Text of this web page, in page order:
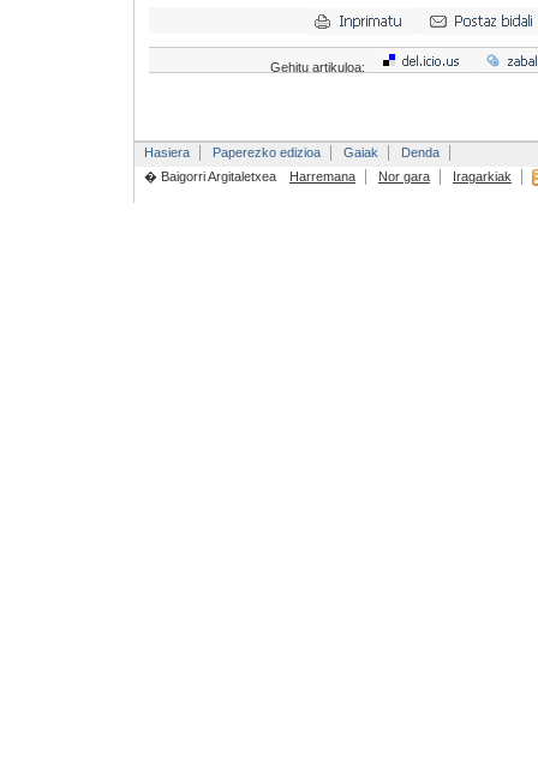
Gehitu artikuloa:
Hasiera Paperezko edizioa Gaiak
Denda
� Baigorri Argitaletxea
Harremana Nor gara Iragarkiak